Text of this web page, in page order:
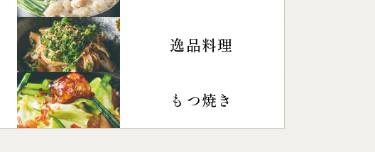
逸品料理
もつ焼き